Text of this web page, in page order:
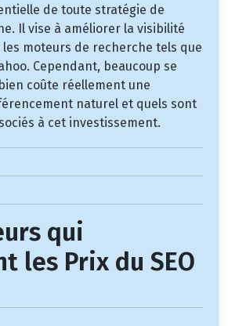
de toute stratégie de
Il vise à améliorer la visibilité
les moteurs de recherche tels que
Cependant, beaucoup se
coûte réellement une
naturel et quels sont
à cet investissement.
qui
les Prix du SEO